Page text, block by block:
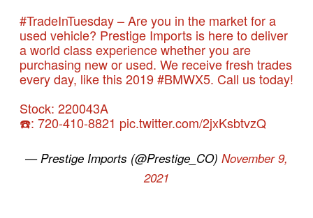
#TradeInTuesday– Are you in the market for a
used vehicle? Prestige Imports is here to deliver
a world class experience whether you are
purchasing new or used. We receive fresh trades
every day, like this 2019#BMWX5. Call us today!
Stock: 220043A
☎️: 720-410-8821 pic.twitter.com/2jxKsbtvzQ
— Prestige Imports (@Prestige_CO) November 9,
2021